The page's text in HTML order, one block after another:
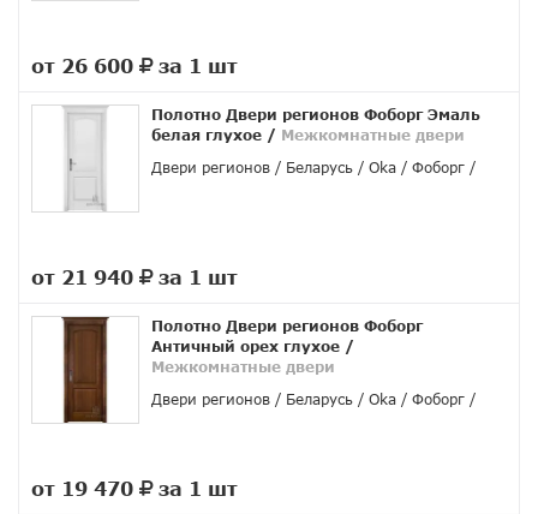
от 26 600
за 1 шт
Полотно Двери регионов Фоборг Эмаль
белая глухое / Межкомнатные двери
Двери регионов
Беларусь Oka Фоборг
от 21 940
за 1 шт
Полотно Двери регионов Фоборг
Античный орех глухое /
Межкомнатные двери
Двери регионов
Беларусь Oka Фоборг
от 19 470
за 1 шт